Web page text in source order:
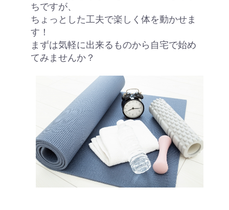
ちですが、
ちょっとした工夫で楽しく体を動かせま
す！
まずは気軽に出来るものから自宅で始め
てみませんか？